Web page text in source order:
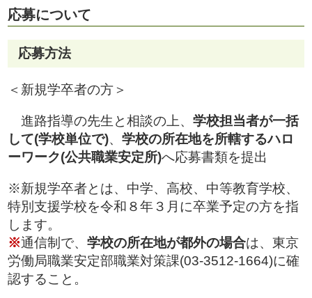
応募について
応募方法
＜新規学卒者の方＞
進路指導の先生と相談の上、 学校担当者が一括
して(学校単位で)、 学校の所在地を所轄するハロ
ーワーク(公共職業安定所)へ応募書類を提出
※新規学卒者とは、中学、高校、中等教育学校、
特別支援学校を令和８年３月に卒業予定の方を指
します。
※通信制で、 学校の所在地が都外の場合は、東京
労働局職業安定部職業対策課(03-3512-1664)に確
認すること。